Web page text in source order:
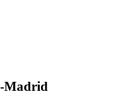
Madrid